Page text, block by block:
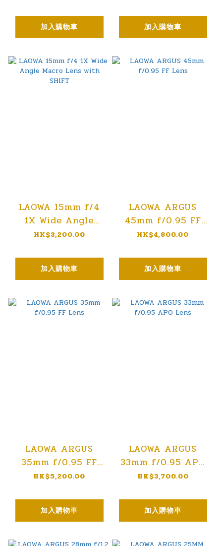
加入購物車 加入購物車
LAOWA 15mm f/4
1X Wide Angle
Macro Lens with
HK$3,200.00
加入購物車
LAOWA ARGUS
45mm f/0.95 FF
Lens
HK$4,800.00
加入購物車
LAOWA ARGUS
35mm f/0.95 FF
Lens
HK$5,200.00
加入購物車
LAOWA ARGUS
33mm f/0.95 APO
Lens
HK$3,700.00
加入購物車